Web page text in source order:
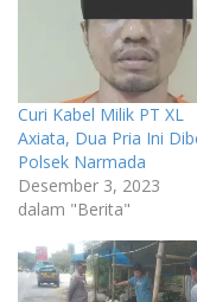
Curi Kabel Milik PT XL
Axiata, Dua Pria Ini
Polsek Narmada
Desember 3, 2023
dalam "Berita"